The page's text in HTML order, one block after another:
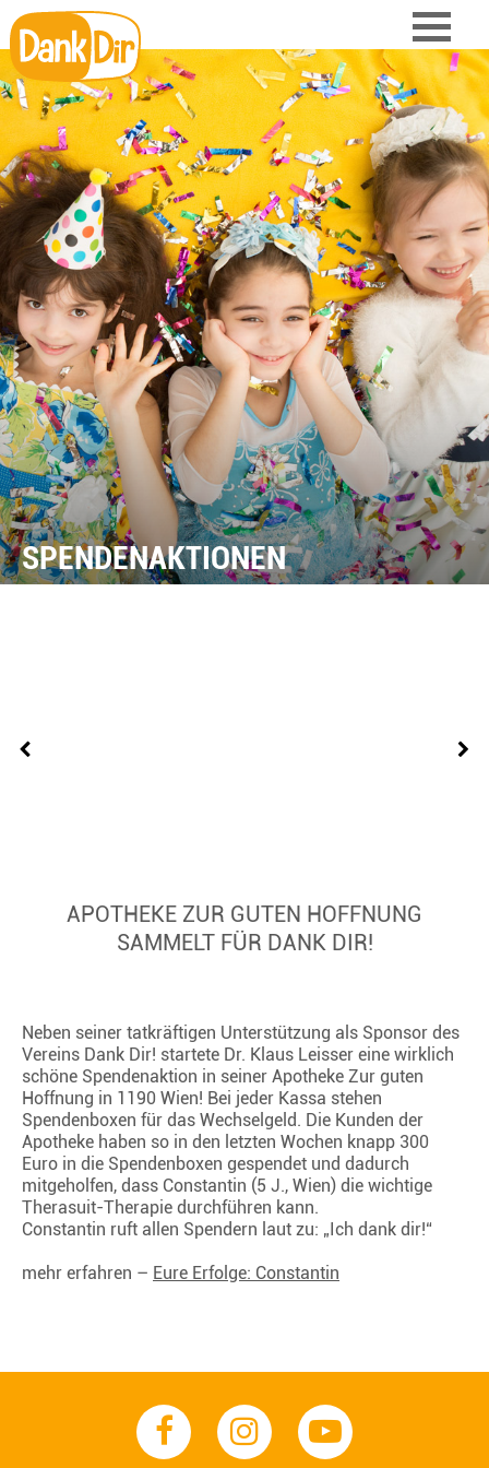
SPENDENAKTIONEN
APOTHEKE ZUR GUTEN HOFFNUNG
SAMMELT FÜR DANK DIR!
Neben seiner tatkräftigen Unterstützung als Sponsor des
Vereins Dank Dir! startete Dr. Klaus Leisser eine wirklich
schöne Spendenaktion in seiner Apotheke Zur guten
Hoffnung in 1190 Wien! Bei jeder Kassa stehen
Spendenboxen für das Wechselgeld. Die Kunden der
Apotheke haben so in den letzten Wochen knapp 300
Euro in die Spendenboxen gespendet und dadurch
mitgeholfen, dass Constantin (5 J., Wien) die wichtige
Therasuit-Therapie durchführen kann.
Constantin ruft allen Spendern laut zu: „Ich dank dir!“
mehr erfahren – Eure Erfolge: Constantin